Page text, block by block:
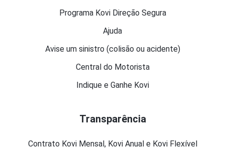
Programa Kovi Direção Segura
Ajuda
Avise um sinistro (colisão ou acidente)
Central do Motorista
Indique e Ganhe Kovi
Transparência
Contrato Kovi Mensal, Kovi Anual e Kovi Flexível